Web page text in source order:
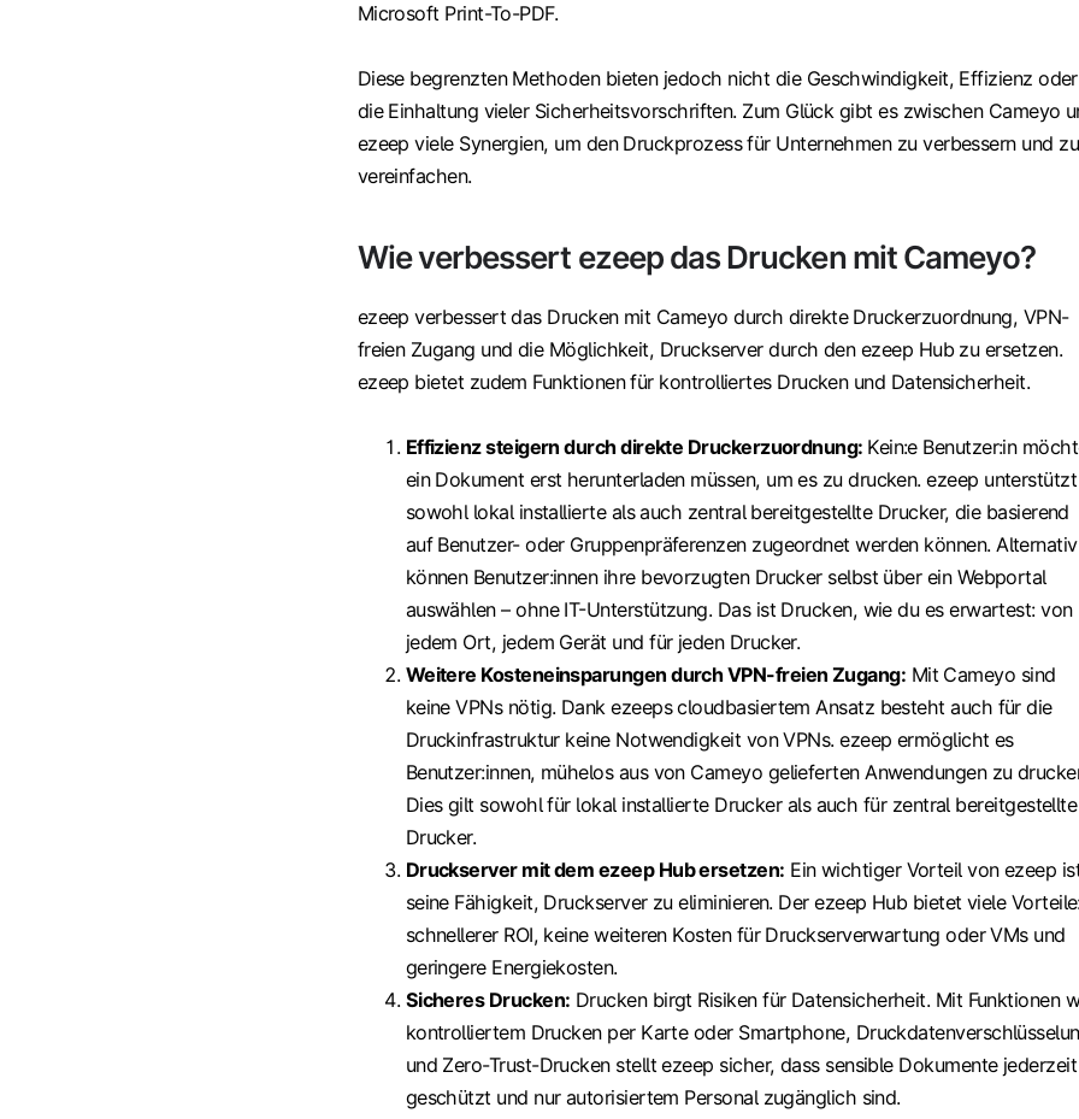
Microsoft Print-To-PDF.
Diese begrenzten Methoden bieten jedoch nicht die Geschwindigkeit, Effizienz oder
die Einhaltung vieler Sicherheitsvorschriften. Zum Glück gibt es zwischen Cameyo
ezeep viele Synergien, um den Druckprozess für Unternehmen zu verbessern und zu
vereinfachen.
Wie verbessert ezeep das Drucken mit Cameyo?
ezeep verbessert das Drucken mit Cameyo durch direkte Druckerzuordnung, VPN-
freien Zugang und die Möglichkeit, Druckserver durch den ezeep Hub zu ersetzen.
ezeep bietet zudem Funktionen für kontrolliertes Drucken und Datensicherheit.
Effizienz steigern durch direkte Druckerzuordnung: Kein:e Benutzer:in
ein Dokument erst herunterladen müssen, um es zu drucken. ezeep unterstützt
sowohl lokal installierte als auch zentral bereitgestellte Drucker, die basierend
auf Benutzer- oder Gruppenpräferenzen zugeordnet werden können. Alternativ
können Benutzer:innen ihre bevorzugten Drucker selbst über ein Webportal
auswählen – ohne IT-Unterstützung. Das ist Drucken, wie du es erwartest: von
jedem Ort, jedem Gerät und für jeden Drucker.
Weitere Kosteneinsparungen durch VPN-freien Zugang: Mit Cameyo sind
keine VPNs nötig. Dank ezeeps cloudbasiertem Ansatz besteht auch für die
Druckinfrastruktur keine Notwendigkeit von VPNs. ezeep ermöglicht es
Benutzer:innen, mühelos aus von Cameyo gelieferten Anwendungen zu
Dies gilt sowohl für lokal installierte Drucker als auch für zentral bereitgestellte
Drucker.
Druckserver mit dem ezeep Hub ersetzen: Ein wichtiger Vorteil von ezeep
seine Fähigkeit, Druckserver zu eliminieren. Der ezeep Hub bietet viele
schnellerer ROI, keine weiteren Kosten für Druckserverwartung oder VMs und
geringere Energiekosten.
Sicheres Drucken: Drucken birgt Risiken für Datensicherheit. Mit Funktionen
kontrolliertem Drucken per Karte oder Smartphone,
und Zero-Trust-Drucken stellt ezeep sicher, dass sensible Dokumente jederzeit
geschützt und nur autorisiertem Personal zugänglich sind.